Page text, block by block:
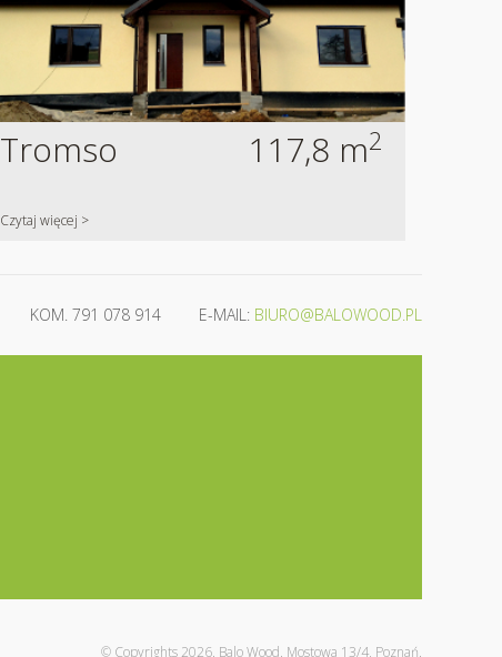
117,8 m2
Tromso
Czytaj więcej >
KOM. 791 078 914 E-MAIL: BIURO@BALOWOOD.PL
© Copyrights 2026. Balo Wood. Mostowa 13/4, Poznań.